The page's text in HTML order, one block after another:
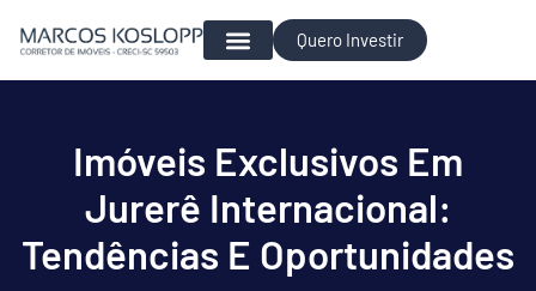
Quero Investir
Imóveis Exclusivos Em
Jurerê Internacional:
Tendências E Oportunidades